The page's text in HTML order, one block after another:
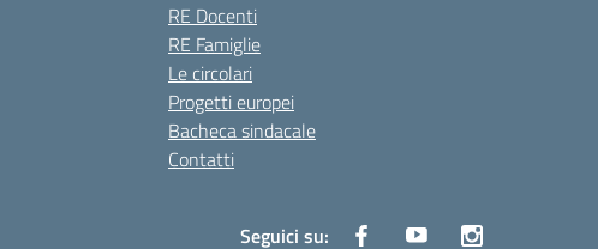
RE Docenti
RE Famiglie
Le circolari
Progetti europei
Bacheca sindacale
Contatti
Seguici su: